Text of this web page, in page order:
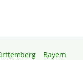
Bayern